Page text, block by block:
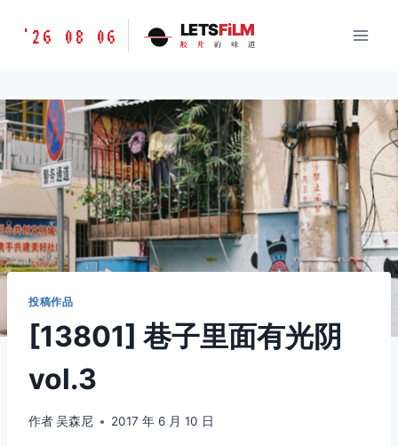
胶
味
道
LETSFILM
'26 08 06 LETSFiLM
胶 片 的 味 道
投稿作品
[13801] 巷子里面有光阴
vol.3
作者吴森尼 2017 年 6 月 10 日